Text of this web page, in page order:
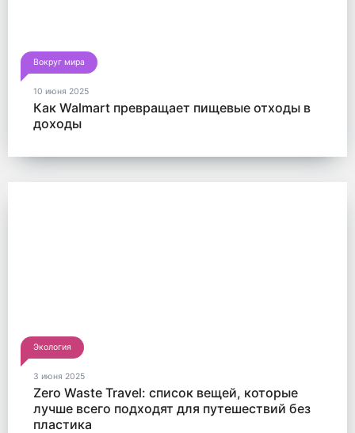
Вокруг мира
10 июня 2025
Как Walmart превращает пищевые отходы в
доходы
Экология
3 июня 2025
Zero Waste Travel: список вещей, которые
лучше всего подходят для путешествий без
пластика